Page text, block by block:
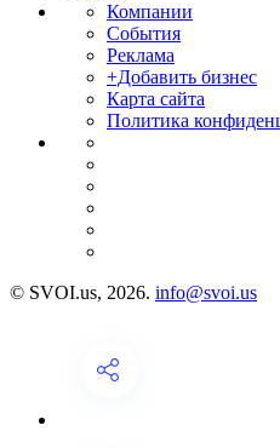
Компании
События
Реклама
+Добавить бизнес
Карта сайта
Политика
© SVOI.us, 2026. info@svoi.us